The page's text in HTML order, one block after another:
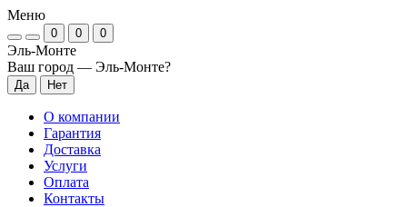
Меню
0 0 0
Эль-Монте
Ваш город — Эль-Монте?
О компании
Гарантия
Доставка
Услуги
Оплата
Контакты